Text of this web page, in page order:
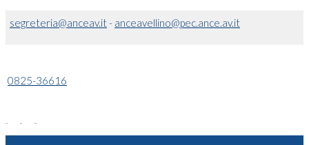
segreteria@anceav.it- anceavellino@pec.ance.av.it
0825-36616